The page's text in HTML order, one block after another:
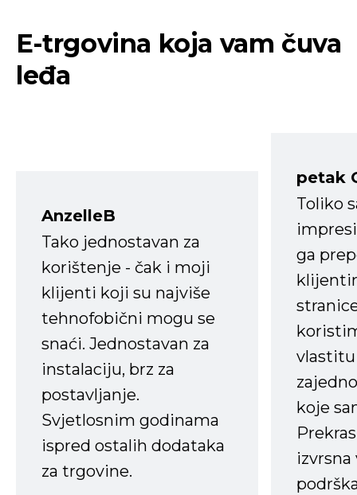
E-trgovina koja vam čuva
leđa
AnzelleB
Tako jednostavan za
korištenje - čak i moji
klijenti koji su najviše
tehnofobični mogu se
snaći. Jednostavan za
instalaciju, brz za
postavljanje.
Svjetlosnim godinama
ispred ostalih dodataka
za trgovine.
petak
Toliko
ga
koje